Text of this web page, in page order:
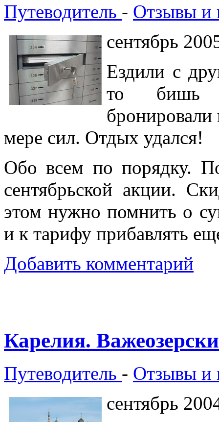
Путеводитель - Отзывы и
сентябрь
Ездили с
то бишь
бронировали
мере сил. Отдых удался!
Обо всем по порядку.
сентябрьской акции.
этом нужно помнить о
и к тарифу прибавлять
Добавить комментарий
Карелия.
Путеводитель - Отзывы и
сентябрь